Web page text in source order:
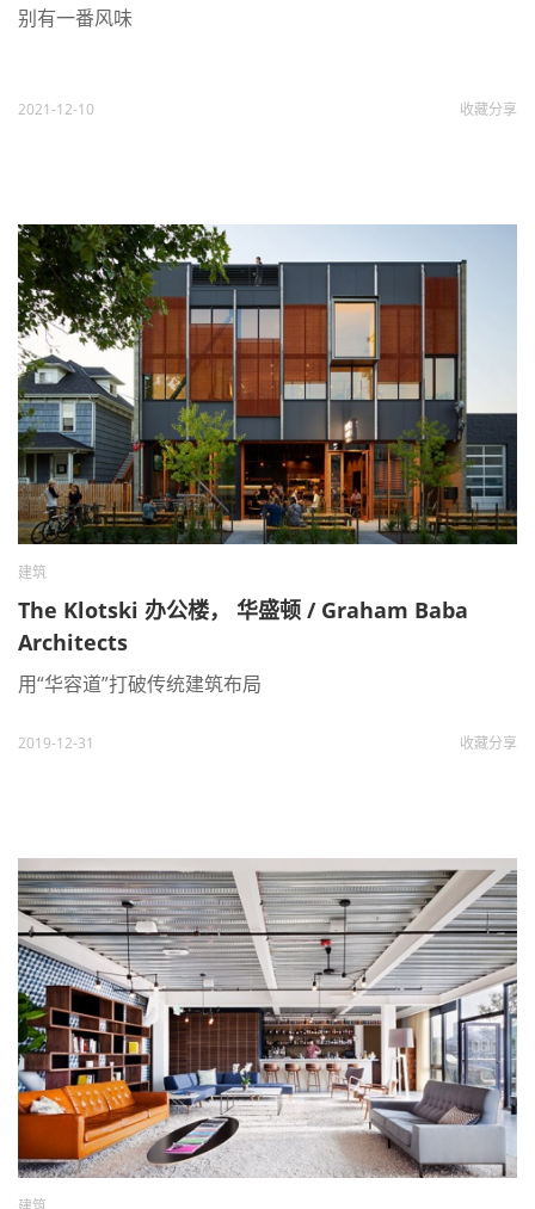
别有一番风味
2021-12-10 收藏分享
建筑
The Klotski 办公楼， 华盛顿 / Graham Baba
Architects
用“华容道”打破传统建筑布局
2019-12-31 收藏分享